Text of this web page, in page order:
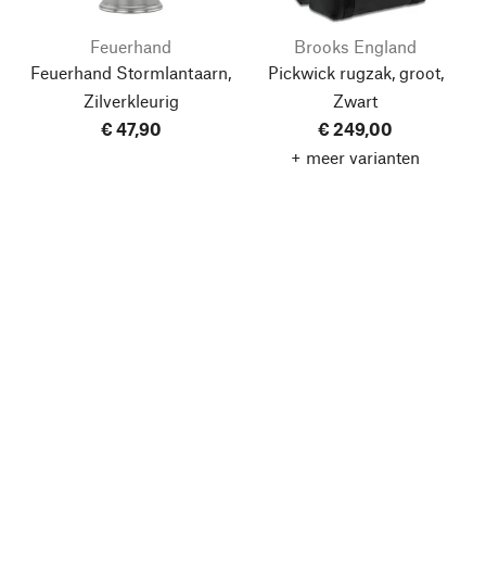
Feuerhand
Feuerhand Stormlantaarn,
Zilverkleurig
€ 47,90
Brooks England
Pickwick rugzak, groot,
Zwart
€ 249,00
+ meer varianten